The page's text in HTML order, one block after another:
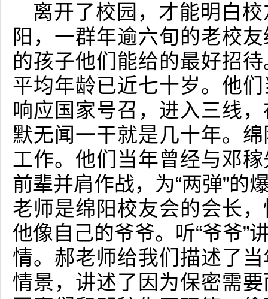
离开了校园，才能明白
阳，一群年逾六旬的老校
的孩子他们能给的最好招
平均年龄已近七十岁。他
响应国家号召，进入三线
默无闻一干就是几十年。
工作。他们当年曾经与邓
前辈并肩作战，为“两弹”的
老师是绵阳校友会的会长
他像自己的爷爷。听“爷爷”
情。郝老师给我们描述了
情景，讲述了因为保密需